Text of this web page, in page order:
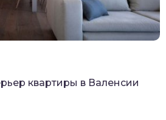
квартиры в Валенсии